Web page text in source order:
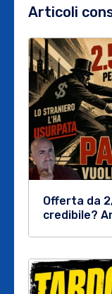
Articoli
Offerta da
credibile?